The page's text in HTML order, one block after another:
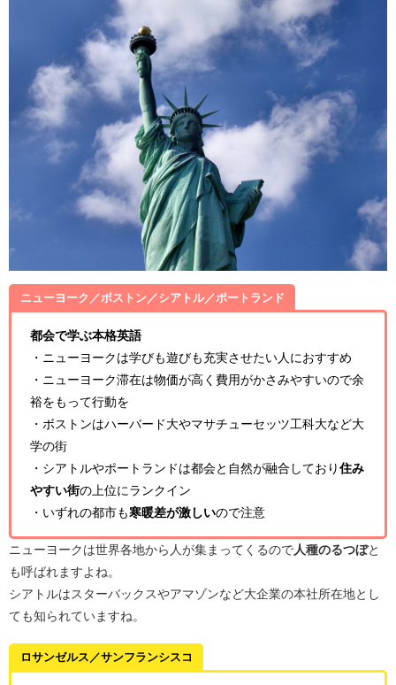
ニューヨーク／ボストン／シアトル／ポートランド
都会で学ぶ本格英語
・ニューヨークは学びも遊びも充実させたい人におすすめ
・ニューヨーク滞在は物価が高く費用がかさみやすいので余
裕をもって行動を
・ボストンはハーバード大やマサチューセッツ工科大など大
学の街
・シアトルやポートランドは都会と自然が融合しており 住み
やすい街の上位にランクイン
・いずれの都市も寒暖差が激しいので注意
ニューヨークは世界各地から人が集まってくるので 人種のるつぼと
も呼ばれますよね。
シアトルはスターバックスやアマゾンなど大企業の本社所在地とし
ても知られていますね。
ロサンゼルス／サンフランシスコ